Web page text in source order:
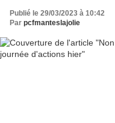
Publié le 29/03/2023 à 10:42
Par pcfmanteslajolie